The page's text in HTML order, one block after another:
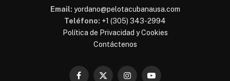
Email: yordano@pelotacubanausa.com
Teléfono: +1 (305) 343-2994
Política de Privacidad y Cookies
Contáctenos